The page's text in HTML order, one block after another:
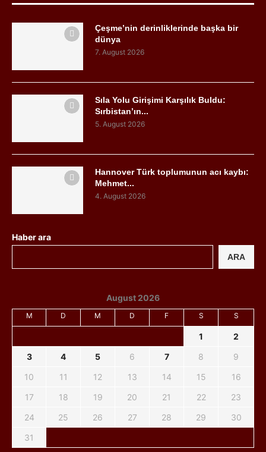
Çeşme’nin derinliklerinde başka bir
dünya
7. August 2026
Sıla Yolu Girişimi Karşılık Buldu:
Sırbistan’ın...
5. August 2026
Hannover Türk toplumunun acı kaybı:
Mehmet...
4. August 2026
Haber ara
ARA
August 2026
M D M D F S S
1
2
3
4 5 6 7 8
9
10
11 12 13 14 15
16
17
18 19 20 21 22
23
24
25 26 27 28 29
30
31